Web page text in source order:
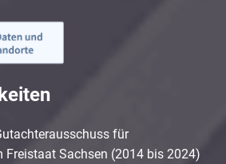
für
Freistaat Sachsen (2014 bis 2024)